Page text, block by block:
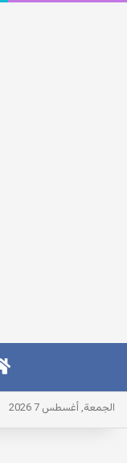
الجمعة, أغسطس 7 2026